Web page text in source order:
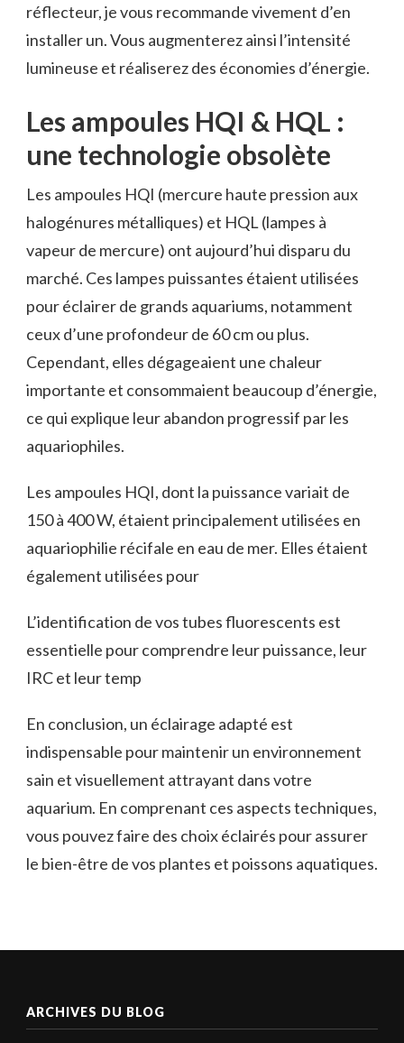
réflecteur, je vous recommande vivement d’en
installer un. Vous augmenterez ainsi l’intensité
lumineuse et réaliserez des économies d’énergie.
Les ampoules HQI & HQL :
une technologie obsolète
Les ampoules HQI (mercure haute pression aux
halogénures métalliques) et HQL (lampes à
vapeur de mercure) ont aujourd’hui disparu du
marché. Ces lampes puissantes étaient utilisées
pour éclairer de grands aquariums, notamment
ceux d’une profondeur de 60 cm ou plus.
Cependant, elles dégageaient une chaleur
importante et consommaient beaucoup d’énergie,
ce qui explique leur abandon progressif par les
aquariophiles.
Les ampoules HQI, dont la puissance variait de
150 à 400 W, étaient principalement utilisées en
aquariophilie récifale en eau de mer. Elles étaient
également utilisées pour
L’identification de vos tubes fluorescents est
essentielle pour comprendre leur puissance, leur
IRC et leur temp
En conclusion, un éclairage adapté est
indispensable pour maintenir un environnement
sain et visuellement attrayant dans votre
aquarium. En comprenant ces aspects techniques,
vous pouvez faire des choix éclairés pour assurer
le bien-être de vos plantes et poissons aquatiques.
ARCHIVES DU BLOG